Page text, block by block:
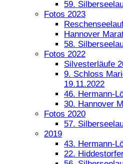
59.
Fotos 2023
Hannover
58.
Fotos 2022
Silvesterläufe
9. Schloss
19.11.2022
46. Hermann-
30. Hannover
Fotos 2020
57.
2019
43. Hermann-
22.